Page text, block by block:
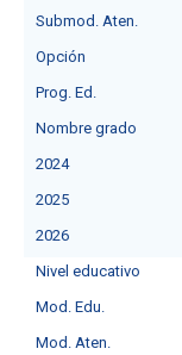
Submod. Aten.
Opción
Prog. Ed.
Nombre grado
2024
2025
2026
Nivel educativo
Mod. Edu.
Mod. Aten.